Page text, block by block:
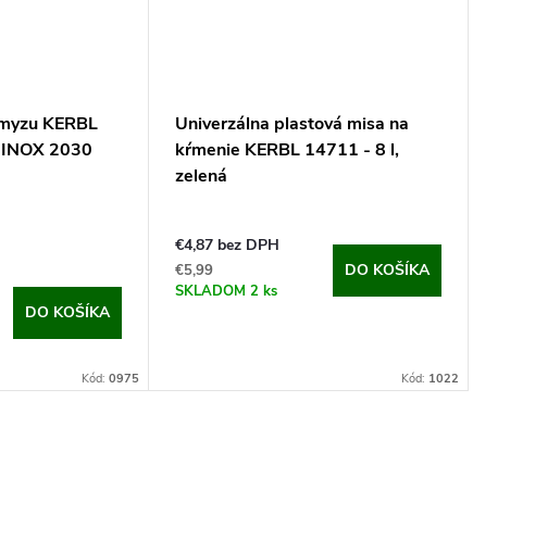
KERBL
2030
DO KOŠÍKA
Kód: 0975
Univerzálna plastová misa na
kŕmenie KERBL 14711 - 8 l,
zelená
€4,87 bez DPH
€5,99
SKLADOM 2 ks
DO KOŠÍKA
Kód: 1022